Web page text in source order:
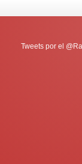
Tweets por el